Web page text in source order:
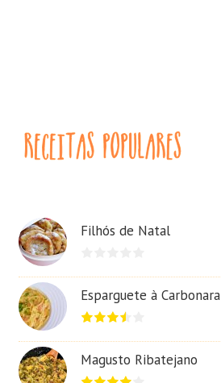
Filhós de Natal
Esparguete à Carbonara
Magusto Ribatejano